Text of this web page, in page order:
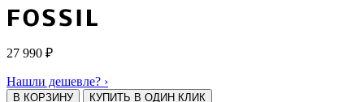
27 990 ₽
Нашли дешевле? ›
В КОРЗИНУ КУПИТЬ В ОДИН КЛИК